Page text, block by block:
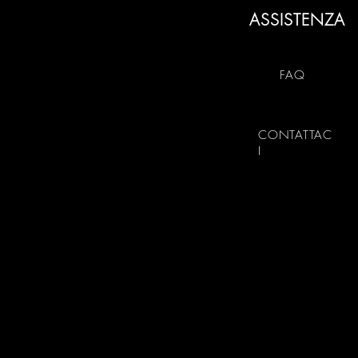
ASSISTENZA
FAQ
CONTATTAC
I